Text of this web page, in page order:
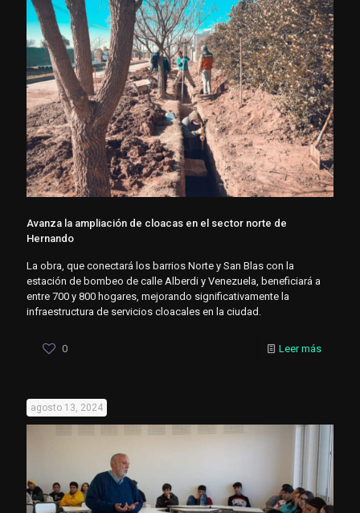
Avanza la ampliación de cloacas en el sector norte de
Hernando
La obra, que conectará los barrios Norte y San Blas con la
estación de bombeo de calle Alberdi y Venezuela, beneficiará a
entre 700 y 800 hogares, mejorando significativamente la
infraestructura de servicios cloacales en la ciudad.
0 Leer más
agosto 13, 2024